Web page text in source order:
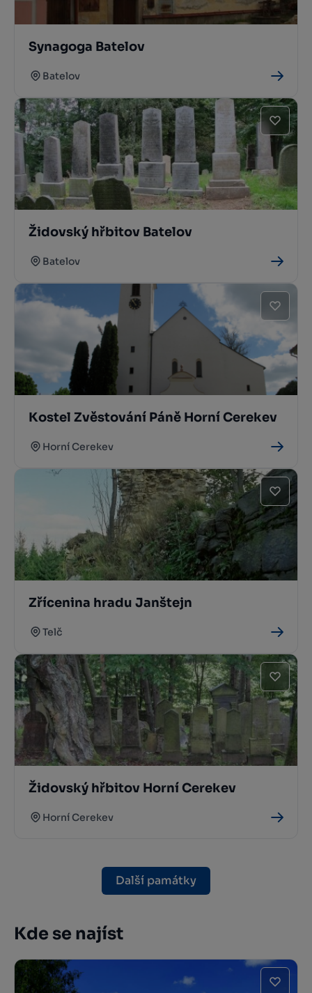
Synagoga Batelov
Batelov
Židovský hřbitov Batelov
Batelov
Kostel Zvěstování Páně Horní Cerekev
Horní Cerekev
Zřícenina hradu Janštejn
Telč
Židovský hřbitov Horní Cerekev
Horní Cerekev
Další památky
Kde se najíst